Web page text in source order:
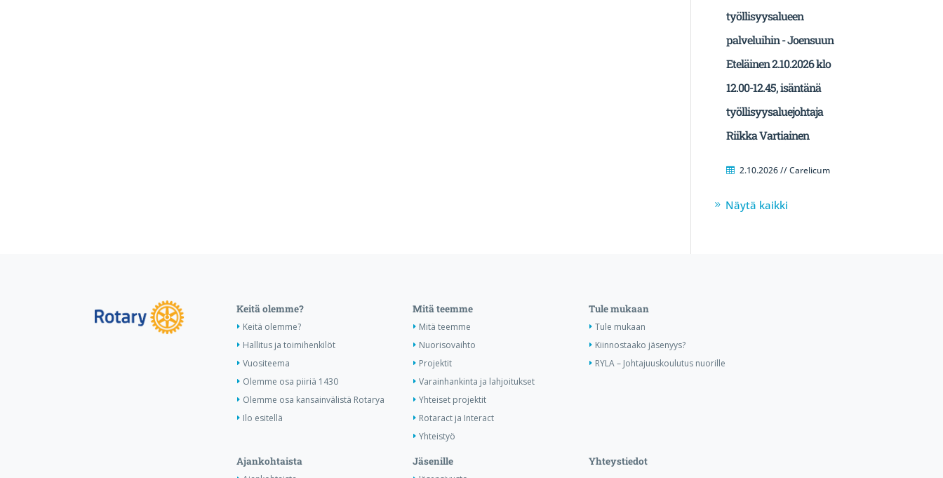
työllisyysalueen
palveluihin - Joensuun
Eteläinen 2.10.2026 klo
12.00-12.45, isäntänä
työllisyysaluejohtaja
Riikka Vartiainen
2.10.2026 // Carelicum
Näytä kaikki
Keitä olemme?
Keitä olemme?
Hallitus ja toimihenkilöt
Vuositeema
Olemme osa piiriä 1430
Olemme osa kansainvälistä Rotarya
Ilo esitellä
Mitä teemme
Mitä teemme
Nuorisovaihto
Projektit
Varainhankinta ja lahjoitukset
Yhteiset projektit
Rotaract ja Interact
Yhteistyö
Tule mukaan
Tule mukaan
Kiinnostaako jäsenyys?
RYLA – Johtajuuskoulutus nuorille
Ajankohtaista Jäsenille Yhteystiedot